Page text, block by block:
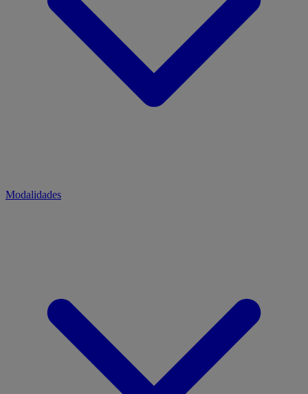
Modalidades